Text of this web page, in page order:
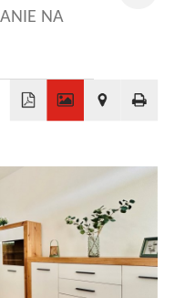
Komercja
Nowe
Inwestycje
NA